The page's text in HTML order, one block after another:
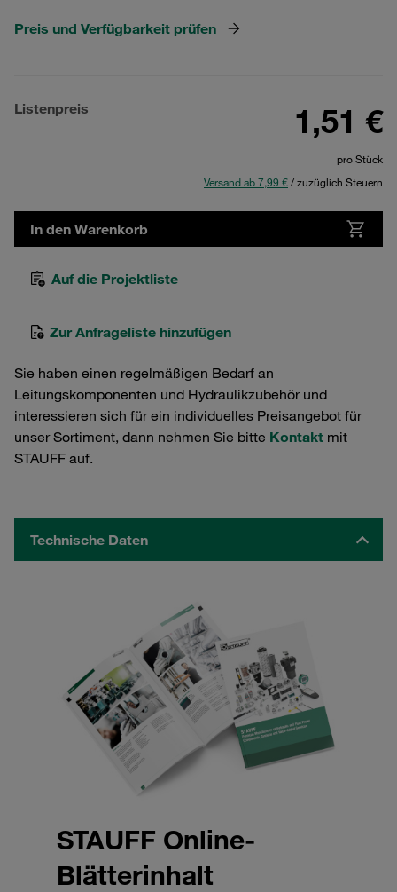
Preis und Verfügbarkeit prüfen
Listenpreis 1,51 €
pro Stück
Versand ab 7,99 €/ zuzüglich Steuern
In den Warenkorb
Auf die Projektliste
Zur Anfrageliste hinzufügen
Sie haben einen regelmäßigen Bedarf an
Leitungskomponenten und Hydraulikzubehör und
interessieren sich für ein individuelles Preisangebot für
unser Sortiment, dann nehmen Sie bitte Kontakt mit
STAUFF auf.
Technische Daten
STAUFF Online-
Blätterinhalt